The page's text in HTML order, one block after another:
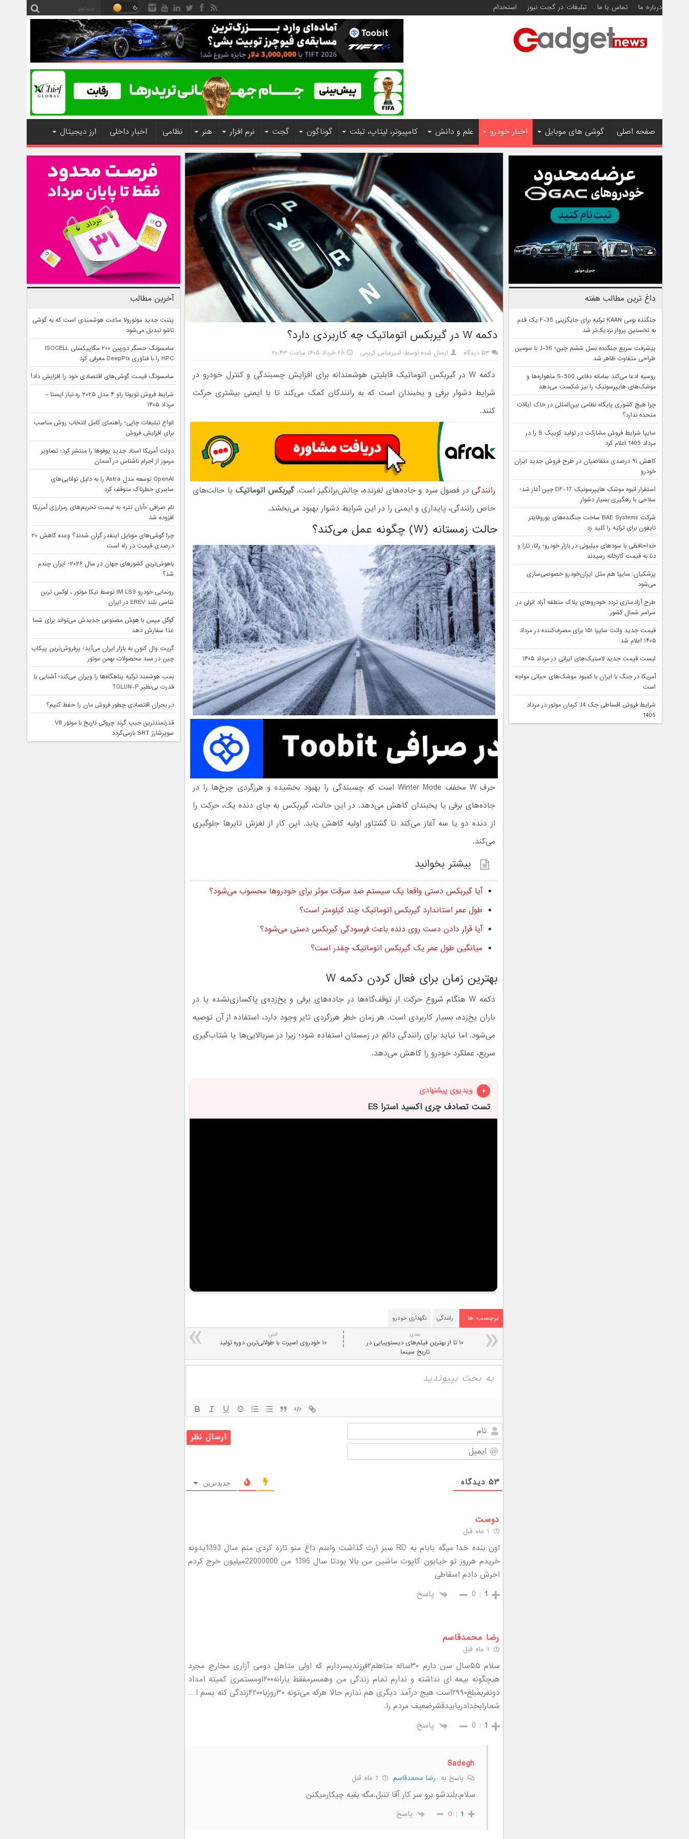
درباره ما تماس با ما تبلیغات در گجت نیوز استخدام
صفحه اصلی گوشی های موبایل اخبار خودرو علم و دانش کامپیوتر، لپتاپ، تبلت گوناگون گجت نرم افزار هنر نظامی اخبار داخلی ارز دیجیتال
دکمه W در گیربکس اتوماتیک چه کاربردی دارد؟
۵۳ دیدگاه ارسال شده توسط: امیرعباس کریمی ۲۸ خرداد ۱۴۰۵ ساعت ۲۰:۴۳
دکمه W در گیربکس اتوماتیک قابلیتی هوشمندانه برای افزایش چسبندگی و کنترل خودرو در
شرایط دشوار برفی و یخبندان است که به رانندگان کمک می‌کند تا با ایمنی بیشتری حرکت
کنند.
رانندگی در فصول سرد و جاده‌های لغزنده، چالش‌برانگیز است.گیربکس اتوماتیک با حالت‌های
خاص رانندگی، پایداری و ایمنی را در این شرایط دشوار بهبود می‌بخشد.
حالت زمستانه (W) چگونه عمل می‌کند؟
حرف W مخفف Winter Mode است که چسبندگی را بهبود بخشیده و هرزگردی چرخ‌ها را در
جاده‌های برفی یا یخبندان کاهش می‌دهد. در این حالت، گیربکس به جای دنده یک، حرکت را
از دنده دو یا سه آغاز می‌کند تا گشتاور اولیه کاهش یابد. این کار از لغزش تایرها جلوگیری
می‌کند.
بیشتر بخوانید
آیا گیربکس دستی واقعا یک سیستم ضد سرقت موثر برای خودروها محسوب می‌شود؟
طول عمر استاندارد گیربکس اتوماتیک چند کیلومتر است؟
آیا قرار دادن دست روی دنده باعث فرسودگی گیربکس دستی می‌شود؟
میانگین طول عمر یک گیربکس اتوماتیک چقدر است؟
بهترین زمان برای فعال کردن دکمه W
دکمه W هنگام شروع حرکت از توقف‌گاه‌ها در جاده‌های برفی و یخ‌زده‌ی پاکسازی‌نشده یا در
باران یخ‌زده، بسیار کاربردی است. هر زمان خطر هرزگردی تایر وجود دارد، استفاده از آن توصیه
می‌شود. اما نباید برای رانندگی دائم در زمستان استفاده شود؛ زیرا در سربالایی‌ها یا شتاب‌گیری
سریع، عملکرد خودرو را کاهش می‌دهد.
ویدیوی پیشنهادی
تست تصادف چری اکسید استرا ES
برچسب ها : رانندگی نگهداری خودرو
قبلی
۱۰ خودروی اسپرت با طولانی‌ترین دوره تولید
بعدی:
۱۰ تا از بهترین فیلم‌های دیستوپیایی در
تاریخ سینما
۵۳ دیدگاه جدیدترین
دوست
اون بنده خدا میگه بابام یه RD سبز ارث گذاشت واسم داغ منو تازه کردی منم سال 1393یدونه
خریدم هرروز تو خیابون کاپوت ماشین من بالا بودتا سال 1395 من 22000000میلیون خرج کردم
اخرش دادم اسقاطی
1
0 پاسخ
رضا محمدقاسم
سلام ۵۵سال سن دارم ۳۰ساله متاهلم۲فرزندپسردارم که اولی متاهل دومی آزاری مخارج مجرد
هیچگونه بیمه ای نداشته و ندارم تمام زندگی من وهمسرمفقط یارانه۱۲۰۰ومستمری کمیته امداد
دونفربمبلغ۲۹۹۰است هیج درآمد دیگری هم ندارم حالا هرکه می‌تونه ۳۰روزبا۴۲۰۰زندگی کنه بسم ا…
شمارابخدادریابیدقشرضعیف مردم را.
1
0 پاسخ
Sadegh
پاسخ به رضا محمدقاسم
سلام.بلندشو برو سر کار آقا تنبل.مگه بقیه چیکارمیکنن
1
0 پاسخ
داغ ترین مطالب هفته
جنگنده بومی KAAN ترکیه برای جایگزینی F-35 یک قدم
به نخستین پرواز نزدیک‌تر شد
پیشرفت سریع جنگنده نسل ششم چین؛ J-36 با سومین
طراحی متفاوت ظاهر شد
روسیه ادعا می‌کند سامانه دفاعی S-500 ماهواره‌ها و
موشک‌های هایپرسونیک را نیز شکست می‌دهد
چرا هیچ کشوری پایگاه نظامی بین‌المللی در خاک ایالات
متحده ندارد؟
سایپا شرایط فروش مشارکت در تولید کوییک S را در
مرداد 1405 اعلام کرد
کاهش ۹۱ درصدی متقاضیان در طرح فروش جدید ایران
خودرو
استقرار انبوه موشک هایپرسونیک DF-17 چین آغاز شد؛
سلاحی با رهگیری بسیار دشوار
شرکت BAE Systems ساخت جنگنده‌های یوروفایتر
تایفون برای ترکیه را کلید زد
خداحافظی با سودهای میلیونی در بازار خودرو؛ رانا، تارا و
دنا به قیمت کارخانه رسیدند
پزشکیان: سایپا هم مثل ایران‌خودرو خصوصی‌سازی
می‌شود
طرح آزادسازی تردد خودروهای پلاک منطقه آزاد انزلی در
سراسر شمال کشور
قیمت جدید وانت سایپا ۱۵۱ برای مصرف‌کننده در مرداد
۱۴۰۵ اعلام شد
لیست قیمت جدید لاستیک‌های ایرانی در مرداد ۱۴۰۵
آمریکا در جنگ با ایران با کمبود موشک‌های حیاتی مواجه
است
شرایط فروش اقساطی جک J4 کرمان موتور در مرداد
1405
آخرین مطالب
پتنت جدید موتورولا ساعت هوشمندی است که به گوشی
تاشو تبدیل می‌شود
سامسونگ حسگر دوربین ۲۰۰ مگاپیکسلی ISOCELL
HPC را با فناوری DeepPix معرفی کرد
سامسونگ قیمت گوشی‌های اقتصادی خود را افزایش داد!
شرایط فروش تویوتا راو ۴ مدل ۲۰۲۵ ره نیاز ایستا –
مرداد ۱۴۰۵
انواع تبلیغات چاپی؛ راهنمای کامل انتخاب روش مناسب
برای افزایش فروش
دولت آمریکا اسناد جدید یوفوها را منتشر کرد؛ تصاویر
مرموز از اجرام ناشناس در آسمان
OpenAI توسعه مدل Astra را به دلیل توانایی‌های
سایبری خطرناک متوقف کرد
نام صرافی «آبان‌ تتر» به لیست تحریم‌های رمزارزی آمریکا
افزوده شد
چرا گوشی‌های موبایل اینقدر گران شدند؟ وعده کاهش ۲۰
درصدی قیمت در راه است
باهوش‌ترین کشورهای جهان در سال ۲۰۲۶؛ ایران چندم
شد؟
رونمایی خودرو IM LS9 توسط نیکا موتور ، لوکس ترین
شاسی بلند EREV در ایران
گوگل مپس با هوش مصنوعی جدیدش می‌تواند برای شما
غذا سفارش دهد
گریت وال کنون به بازار ایران می‌آید؛ پرفروش‌ترین پیکاپ
چین در سبد محصولات بهمن موتور
بمب هوشمند ترکیه پناهگاه‌ها را ویران می‌کند؛ آشنایی با
قدرت بی‌نظیر TOLUN-P
در بحران اقتصادی چطور فروش مان را حفظ کنیم؟
قدرتمندترین جیپ گرند چروکی تاریخ با موتور V8
سوپرشارژ SRT بازمی‌گردد